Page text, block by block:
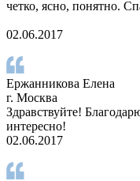
четко, ясно, понятно.
02.06.2017
Ержанникова Елена
г. Москва
Здравствуйте!
интересно!
02.06.2017